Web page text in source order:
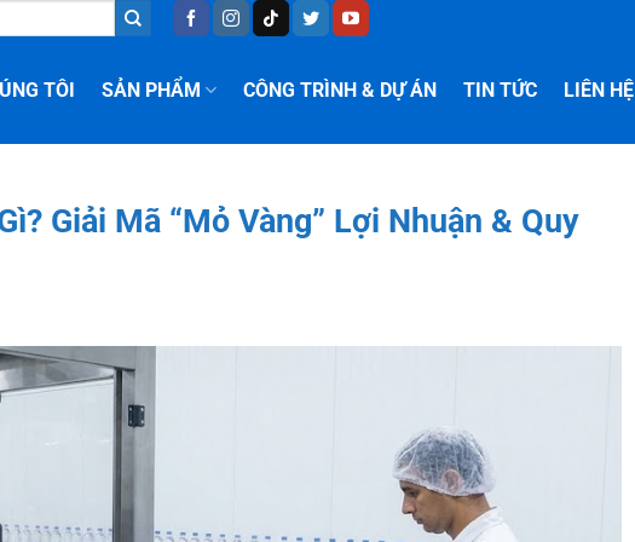
TÔI SẢN PHẨM CÔNG TRÌNH & DỰ ÁN TIN TỨC LIÊN HỆ
Giải Mã “Mỏ Vàng” Lợi Nhuận & Quy